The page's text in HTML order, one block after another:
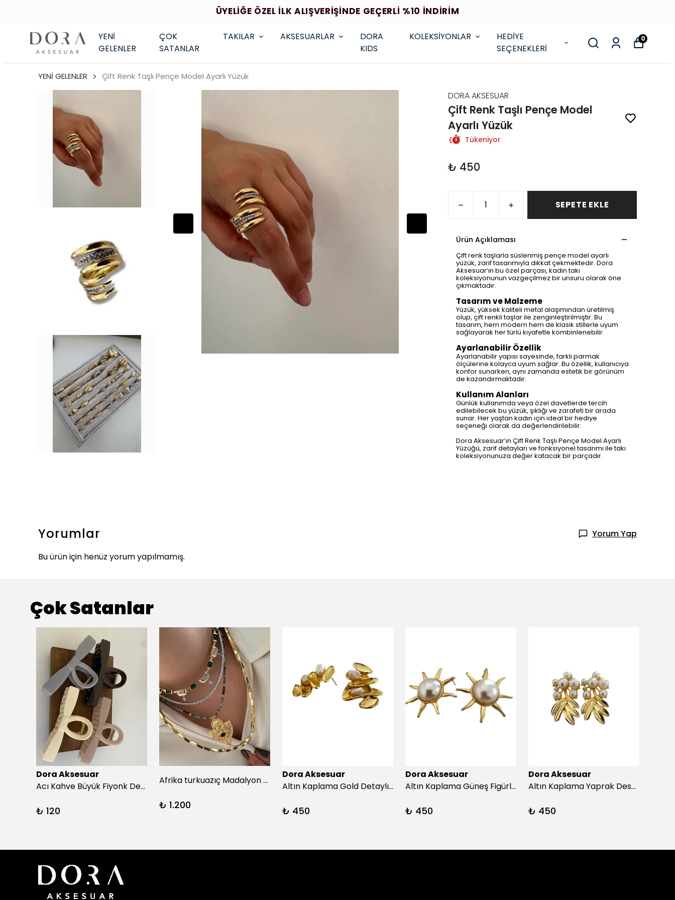
ÜYELİĞE ÖZEL İLK ALIŞVERİŞİNDE GEÇERLİ %10 İNDİRİM
YENİ
GELENLER
ÇOK
SATANLAR
TAKILAR AKSESUARLAR
DORA
KIDS
KOLEKSİYONLAR
HEDİYE
SEÇENEKLERİ
0
YENİ GELENLER Çift Renk Taşlı Pençe Model Ayarlı Yüzük
DORA AKSESUAR
Çift Renk Taşlı Pençe Model
Ayarlı Yüzük
Tükeniyor
₺ 450
SEPETE EKLE
Ürün Açıklaması
Çift renk taşlarla süslenmiş pençe model ayarlı
yüzük, zarif tasarımıyla dikkat çekmektedir. Dora
Aksesuar’ın bu özel parçası, kadın takı
koleksiyonunun vazgeçilmez bir unsuru olarak öne
çıkmaktadır.
Tasarım ve Malzeme
Yüzük, yüksek kaliteli metal alaşımından üretilmiş
olup, çift renkli taşlar ile zenginleştirilmiştir. Bu
tasarım, hem modern hem de klasik stillerle uyum
sağlayarak her türlü kıyafetle kombinlenebilir.
Ayarlanabilir Özellik
Ayarlanabilir yapısı sayesinde, farklı parmak
ölçülerine kolayca uyum sağlar. Bu özellik, kullanıcıya
konfor sunarken, aynı zamanda estetik bir görünüm
de kazandırmaktadır.
Kullanım Alanları
Günlük kullanımda veya özel davetlerde tercih
edilebilecek bu yüzük, şıklığı ve zarafeti bir arada
sunar. Her yaştan kadın için ideal bir hediye
seçeneği olarak da değerlendirilebilir.
Dora Aksesuar’ın Çift Renk Taşlı Pençe Model Ayarlı
Yüzüğü, zarif detayları ve fonksiyonel tasarımı ile takı
koleksiyonunuza değer katacak bir parçadır.
Yorumlar
Yorum Yap
Bu ürün için henüz yorum yapılmamış.
Çok Satanlar
Dora Aksesuar
Acı Kahve Büyük Fiyonk Detay Kıskaç Toka
₺ 120
Afrika turkuazıç Madalyon Kolye
₺ 1.200
Dora Aksesuar
Altın Kaplama Gold Detaylı İnci Küpe
₺ 450
Dora Aksesuar
Altın Kaplama Güneş Figürlü İnci Küpe
₺ 450
Dora Aksesuar
Altın Kaplama Yaprak Desen İnci Küpe
₺ 450